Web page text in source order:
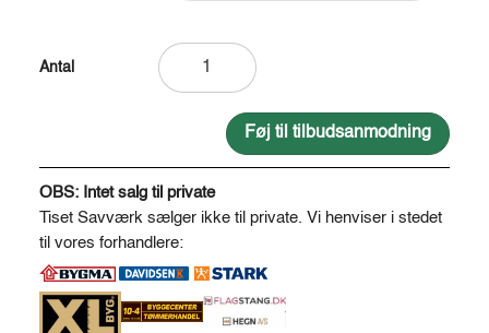
Føj til tilbudsanmodning
A
l
t
e
r
n
OBS: Intet salg til private
Tiset Savværk sælger ikke til private. Vi henviser i stedet
til vores forhandlere: